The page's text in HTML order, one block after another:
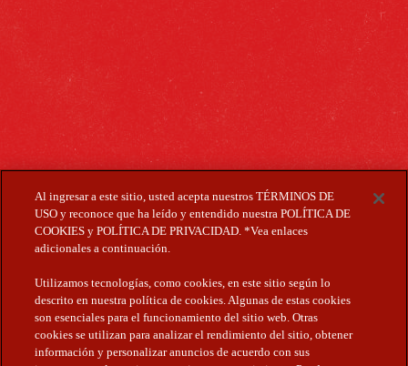
Al ingresar a este sitio, usted acepta nuestros TÉRMINOS DE
USO y reconoce que ha leído y entendido nuestra POLÍTICA DE
COOKIES y POLÍTICA DE PRIVACIDAD. *Vea enlaces
adicionales a continuación.
Utilizamos tecnologías, como cookies, en este sitio según lo
descrito en nuestra política de cookies. Algunas de estas cookies
son esenciales para el funcionamiento del sitio web. Otras
cookies se utilizan para analizar el rendimiento del sitio, obtener
información y personalizar anuncios de acuerdo con sus